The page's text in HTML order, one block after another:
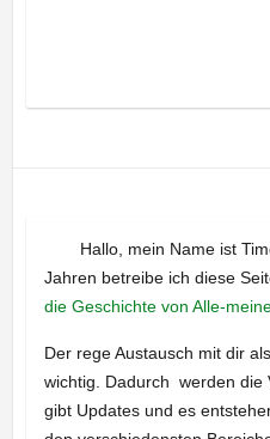
Hallo, mein Name ist
Jahren betreibe ich diese
die Geschichte von Alle-
Der rege Austausch mit dir
wichtig. Dadurch werden die
gibt Updates und es